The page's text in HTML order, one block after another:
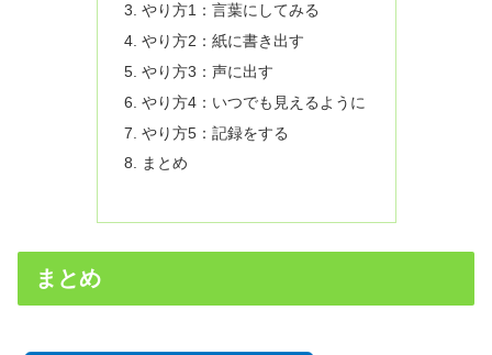
やり方1：言葉にしてみる
やり方2：紙に書き出す
やり方3：声に出す
やり方4：いつでも見えるように
やり方5：記録をする
まとめ
まとめ